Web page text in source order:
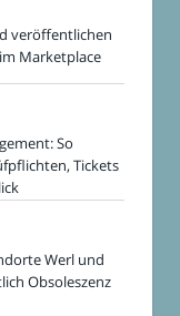
veröffentlichen
Marketplace
So
Tickets
Werl und
Obsoleszenz